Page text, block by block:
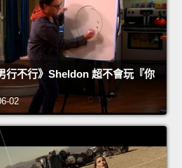
行不行》Sheldon 超不會玩『你
02